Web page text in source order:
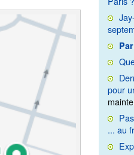
pour
... au